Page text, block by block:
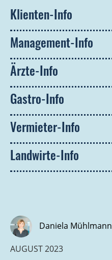
Klienten-Info
Management-Info
Ärzte-Info
Gastro-Info
Vermieter-Info
Landwirte-Info
Daniela Mühlmann
AUGUST 2023